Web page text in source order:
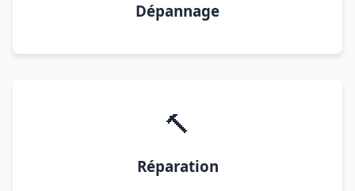
Dépannage
🔨
Réparation